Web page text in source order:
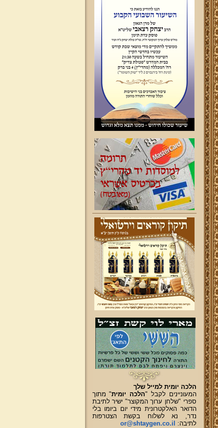
הלכה יומית למייל שלך
המעוניינים לקבל "הלכה יומית" מתוך
ספרי "שלחן ערוך המקוצר" ישיר לתיבת
הדואר האלקטרונית מידי יום ביומו בלי
נדר, נא לשלוח בקשת הצטרפות
לתיבה:
or@shtaygen.co.il